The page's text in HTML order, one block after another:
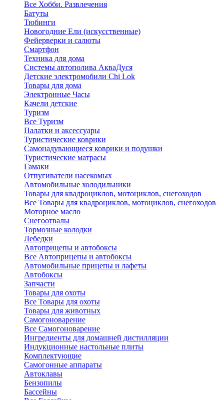
Все Хобби. Развлечения
Батуты
Тюбинги
Новогодние Ели (искусственные)
Фейерверки и салюты
Смартфон
Техника для дома
Системы автополива АкваДуся
Детские электромобили Chi Lok
Товары для дома
Электронные Часы
Качели детские
Туризм
Все Туризм
Палатки и аксессуары
Туристические коврики
Самонадувающиеся коврики и подушки
Туристические матрасы
Гамаки
Отпугиватели насекомых
Автомобильные холодильники
Товары для квадроциклов, мотоциклов, снегоходов
Все Товары для квадроциклов, мотоциклов, снегоходов
Моторное масло
Снегоотвалы
Тормозные колодки
Лебедки
Автоприцепы и автобоксы
Все Автоприцепы и автобоксы
Автомобильные прицепы и лафеты
Автобоксы
Запчасти
Товары для охоты
Все Товары для охоты
Товары для животных
Самогоноварение
Все Самогоноварение
Ингредиенты для домашней дистилляции
Индукционные настольные плиты
Комплектующие
Самогонные аппараты
Автоклавы
Бензопилы
Бассейны